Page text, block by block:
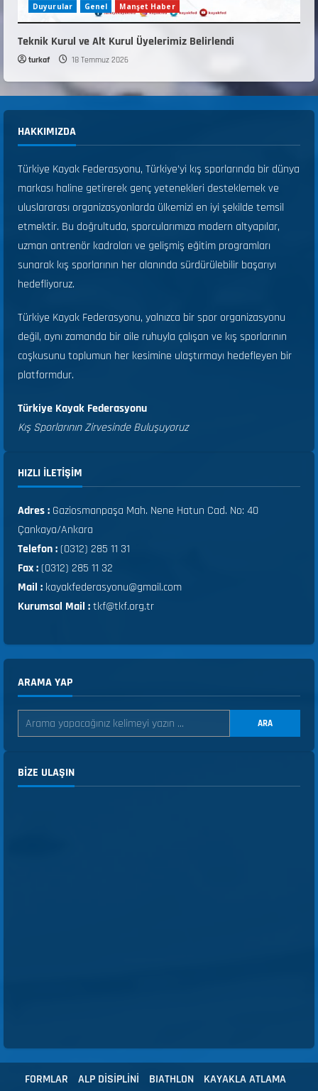
Duyurular Genel Manşet Haber
Teknik Kurul ve Alt Kurul Üyelerimiz Belirlendi
turkaf 18 Temmuz 2026
HAKKIMIZDA
Türkiye Kayak Federasyonu, Türkiye’yi kış sporlarında bir dünya
markası haline getirerek genç yetenekleri desteklemek ve
uluslararası organizasyonlarda ülkemizi en iyi şekilde temsil
etmektir. Bu doğrultuda, sporcularımıza modern altyapılar,
uzman antrenör kadroları ve gelişmiş eğitim programları
sunarak kış sporlarının her alanında sürdürülebilir başarıyı
hedefliyoruz.
Türkiye Kayak Federasyonu, yalnızca bir spor organizasyonu
değil, aynı zamanda bir aile ruhuyla çalışan ve kış sporlarının
coşkusunu toplumun her kesimine ulaştırmayı hedefleyen bir
platformdur.
Türkiye Kayak Federasyonu
Kış Sporlarının Zirvesinde Buluşuyoruz
HIZLI ILETIŞIM
Adres : Gaziosmanpaşa Mah. Nene Hatun Cad. No: 40
Çankaya/Ankara
Telefon :(0312) 285 11 31
Fax :(0312) 285 11 32
Mail : kayakfederasyonu@gmail.com
Kurumsal Mail :tkf@tkf.org.tr
ARAMA YAP
ARA
BIZE ULAŞIN
FORMLAR ALP DİSİPLİNİ BIATHLON KAYAKLA ATLAMA